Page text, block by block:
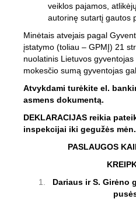
veiklos pajamos,
autorinę sutartį gautos
Minėtais atvejais pagal
įstatymo (toliau – GPMĮ) 21
nuolatinis Lietuvos
mokesčio sumą gyventojas
Atvykdami turėkite el.
asmens dokumentą.
DEKLARACIJAS reikia
inspekcijai iki gegužės
PASLAUGOS
Dariaus ir S. Girėno